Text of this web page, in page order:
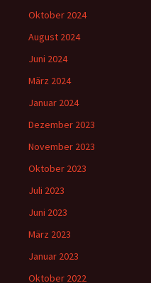
Oktober 2024
August 2024
Juni 2024
März 2024
Januar 2024
Dezember 2023
November 2023
Oktober 2023
Juli 2023
Juni 2023
März 2023
Januar 2023
Oktober 2022